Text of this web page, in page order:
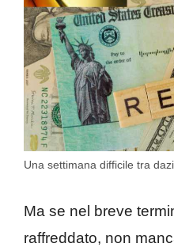
Una settimana difficile tra
Ma se nel breve
raffreddato, non